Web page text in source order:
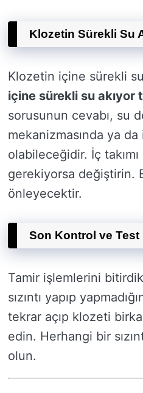
Klozetin Sürekli Su
Klozetin içine sürekli
içine sürekli su akıyor
sorusunun cevabı, su
mekanizmasında ya
olabileceğidir. İç
gerekiyorsa değiştirin.
önleyecektir.
Son Kontrol ve Test
Tamir işlemlerini
sızıntı yapıp
tekrar açıp klozeti
edin. Herhangi bir
olun.